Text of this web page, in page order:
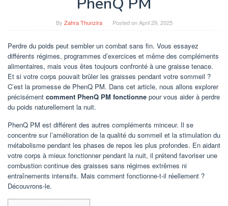
By Zahra Thunzira Posted onApril 29, 2025
Perdre du poids peut sembler un combat sans fin. Vous essayez
différents régimes, programmes d’exercices et même des compléments
alimentaires, mais vous êtes toujours confronté à une graisse tenace.
Et si votre corps pouvait brûler les graisses pendant votre sommeil ?
C’est la promesse de PhenQ PM. Dans cet article, nous allons explorer
précisément comment PhenQ PM fonctionne pour vous aider à perdre
du poids naturellement la nuit.
PhenQ PM est différent des autres compléments minceur. Il se
concentre sur l’amélioration de la qualité du sommeil et la stimulation du
métabolisme pendant les phases de repos les plus profondes. En aidant
votre corps à mieux fonctionner pendant la nuit, il prétend favoriser une
combustion continue des graisses sans régimes extrêmes ni
entraînements intensifs. Mais comment fonctionne-t-il réellement ?
Découvrons-le.